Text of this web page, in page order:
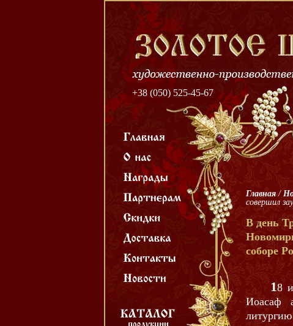
+38 (050) 525-45-67
Главная /
совершил
В день
соборе
18
Иоасаф